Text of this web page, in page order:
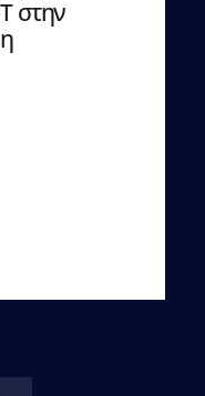
στην